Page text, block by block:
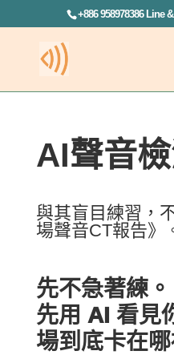
+886 958978386 Line
AI聲音
與其盲目練習，
場聲音CT報告》
先不急著練。
先用 AI 看見
場到底卡在哪